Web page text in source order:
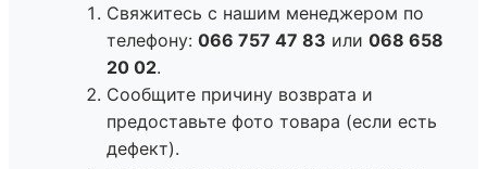
Свяжитесь с нашим менеджером по
телефону: 066 757 47 83 или 068 658
20 02.
Сообщите причину возврата и
предоставьте фото товара (если есть
дефект).